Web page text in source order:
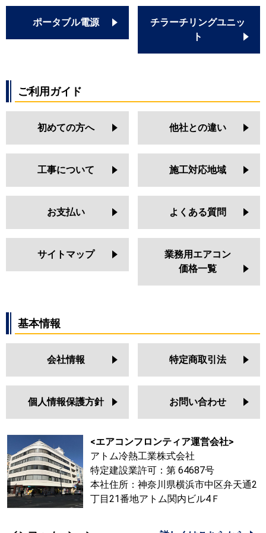
ポータブル電源
チラーチリングユニッ
ト
ご利用ガイド
初めての方へ 他社との違い
工事について 施工対応地域
お支払い よくある質問
サイトマップ
業務用エアコン
価格一覧
基本情報
会社情報 特定商取引法
個人情報保護方針 お問い合わせ
<エアコンフロンティア運営会社>
アトム冷熱工業株式会社
特定建設業許可：第 64687号
本社住所：神奈川県横浜市中区弁天通2
丁目21番地アトム関内ビル4Ｆ